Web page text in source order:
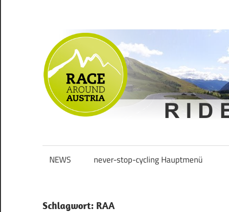
springen
Never
Stop
Cycling
NEWS never-stop-cycling Hauptmenü
Schlagwort: RAA